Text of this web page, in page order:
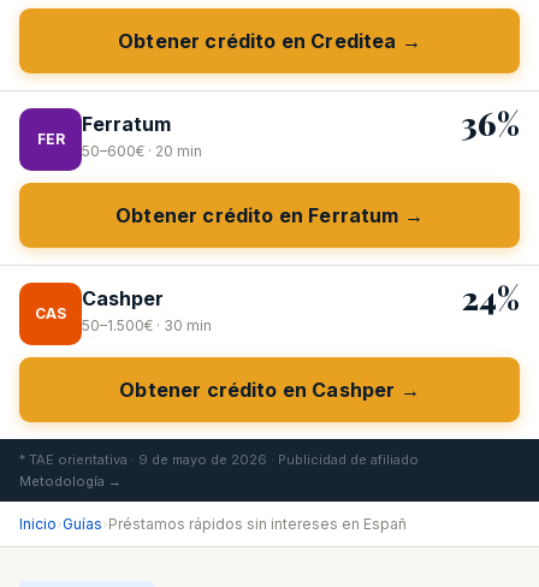
Obtener crédito en Creditea →
FER
Ferratum
50–600€ · 20 min
36%
Obtener crédito en Ferratum →
CAS
Cashper
50–1.500€ · 30 min
24%
Obtener crédito en Cashper →
* TAE orientativa · 9 de mayo de 2026 · Publicidad de afiliado
Metodología →
Inicio›Guías›Préstamos rápidos sin intereses en Españ